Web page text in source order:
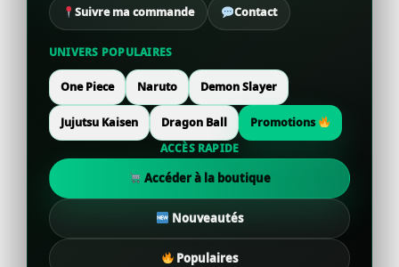
Suivre ma commande Contact
UNIVERS POPULAIRES
One Piece Naruto Demon Slayer
Jujutsu Kaisen Dragon Ball
Promotions
ACCÈS RAPIDE
Accéder à la boutique
Nouveautés
Populaires